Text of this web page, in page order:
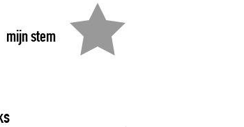
mijn stem